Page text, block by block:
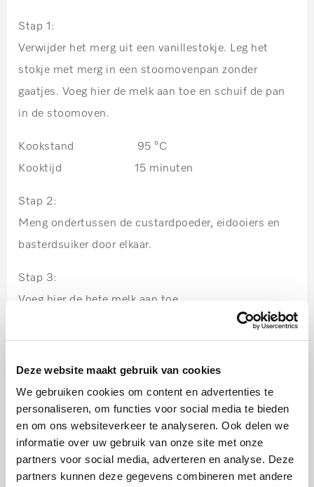
Deze website maakt gebruik van cookies
We gebruiken cookies om content en advertenties te
personaliseren, om functies voor social media te bieden
en om ons websiteverkeer te analyseren. Ook delen we
informatie over uw gebruik van onze site met onze
partners voor social media, adverteren en analyse. Deze
partners kunnen deze gegevens combineren met andere
Stap 1:
Verwijder het merg uit een vanillestokje. Leg het
stokje met merg in een stoomovenpan zonder
gaatjes. Voeg hier de melk aan toe en schuif de pan
in de stoomoven.
Kookstand 95 °C
Kooktijd 15 minuten
Stap 2:
Meng ondertussen de custardpoeder, eidooiers en
basterdsuiker door elkaar.
Stap 3:
Voeg hier de hete melk aan toe.
roerend laten binden en af laten koelen.
Serveren
Stap 1: